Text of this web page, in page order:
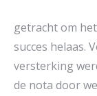
getracht om
succes helaas.
versterking
de nota door